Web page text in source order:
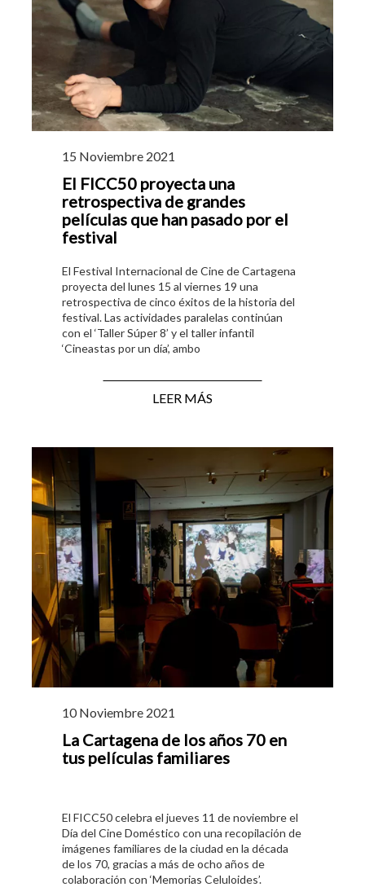
15 Noviembre 2021
El FICC50 proyecta una
retrospectiva de grandes
películas que han pasado por el
festival
El Festival Internacional de Cine de Cartagena
proyecta del lunes 15 al viernes 19 una
retrospectiva de cinco éxitos de la historia del
festival. Las actividades paralelas continúan
con el ‘Taller Súper 8’ y el taller infantil
‘Cineastas por un día’, ambo
LEER MÁS
10 Noviembre 2021
La Cartagena de los años 70 en
tus películas familiares
El FICC50 celebra el jueves 11 de noviembre el
Día del Cine Doméstico con una recopilación de
imágenes familiares de la ciudad en la década
de los 70, gracias a más de ocho años de
colaboración con ‘Memorias Celuloides’.